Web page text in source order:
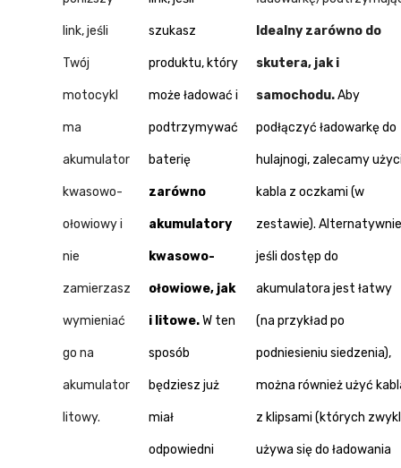
link, jeśli
Twój
motocykl
ma
akumulator
kwasowo-
ołowiowy i
nie
zamierzasz
wymieniać
go na
akumulator
litowy.
szukasz
produktu, który
może ładować i
podtrzymywać
baterię
zarówno
akumulatory
kwasowo-
ołowiowe, jak
i litowe.W ten
sposób
będziesz już
miał
odpowiedni
Idealny zarówno do
skutera, jak i
samochodu.Aby
podłączyć ładowarkę do
hulajnogi, zalecamy
kabla z oczkami (w
zestawie).
jeśli dostęp do
akumulatora jest łatwy
(na przykład po
podniesieniu siedzenia),
można również użyć
z klipsami (których
używa się do ładowania